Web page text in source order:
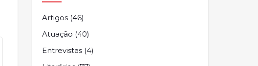
Artigos (46)
Atuação (40)
Entrevistas (4)